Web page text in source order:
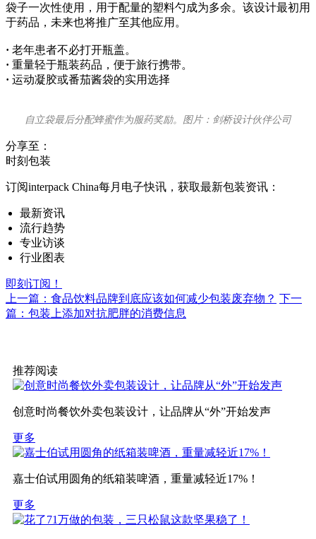
袋子一次性使用，用于配量的塑料勺成为多余。该设计最初用
于药品，未来也将推广至其他应用。
· 老年患者不必打开瓶盖。
· 重量轻于瓶装药品，便于旅行携带。
· 运动凝胶或番茄酱袋的实用选择
自立袋最后分配蜂蜜作为服药奖励。图片：剑桥设计伙伴公司
分享至：
时刻包装
订阅interpack China每月电子快讯，获取最新包装资讯：
最新资讯
流行趋势
专业访谈
行业图表
即刻订阅！
上一篇：食品饮料品牌到底应该如何减少包装废弃物？ 下一
篇：包装上添加对抗肥胖的消费信息
推荐阅读
创意时尚餐饮外卖包装设计，让品牌从“外”开始发声
更多
嘉士伯试用圆角的纸箱装啤酒，重量减轻近17%！
更多